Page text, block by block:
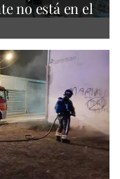
no está en el